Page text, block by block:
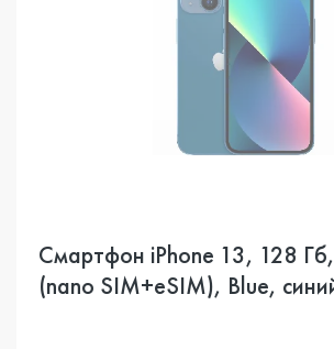
Смартфон iPhone 13, 128
(nano SIM+eSIM), Blue,